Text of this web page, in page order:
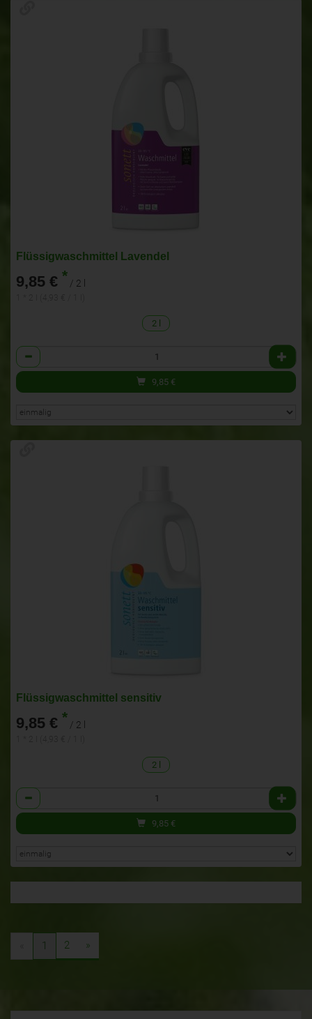
Flüssigwaschmittel Lavendel
9,85 € * / 2 l
2 l
Anzahl
9,85 €
Flüssigwaschmittel sensitiv
9,85 € * / 2 l
2 l
Anzahl
9,85 €
1 2 »